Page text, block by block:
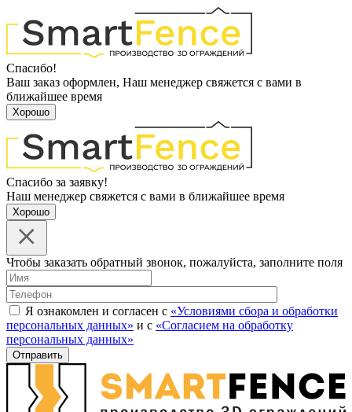
Спасибо!
Ваш заказ оформлен, Наш менеджер свяжется с вами в
ближайшее время
Хорошо
Спасибо за заявку!
Наш менеджер свяжется с вами в ближайшее время
Хорошо
Чтобы заказать обратный звонок, пожалуйста, заполните поля
Я ознакомлен и согласен с «Условиями сбора и обработки
персональных данных» и с «Согласием на обработку
персональных данных»
Отправить